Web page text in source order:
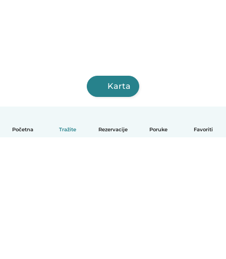
Početna Tražite Rezervacije Poruke Favoriti
Karta